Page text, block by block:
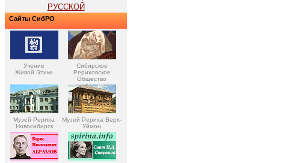
РУССКОЙ
Сайты СибРО
Учение
Живой Этики
Сибирское
Рериховское
Общество
Музей Рериха
Новосибирск
Музей Рериха Верх-
Уймон